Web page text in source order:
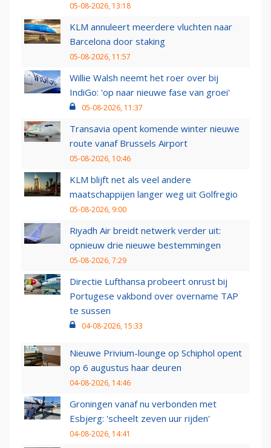
05-08-2026, 13:18
KLM annuleert meerdere vluchten naar
Barcelona door staking
05-08-2026, 11:57
Willie Walsh neemt het roer over bij
IndiGo: 'op naar nieuwe fase van groei'
05-08-2026, 11:37
Transavia opent komende winter nieuwe
route vanaf Brussels Airport
05-08-2026, 10:46
KLM blijft net als veel andere
maatschappijen langer weg uit Golfregio
05-08-2026, 9:00
Riyadh Air breidt netwerk verder uit:
opnieuw drie nieuwe bestemmingen
05-08-2026, 7:29
Directie Lufthansa probeert onrust bij
Portugese vakbond over overname TAP
te sussen
04-08-2026, 15:33
Nieuwe Privium-lounge op Schiphol opent
op 6 augustus haar deuren
04-08-2026, 14:46
Groningen vanaf nu verbonden met
Esbjerg: 'scheelt zeven uur rijden'
04-08-2026, 14:41